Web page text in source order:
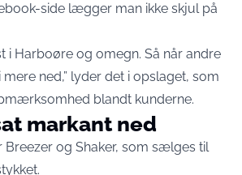
side lægger man ikke skjul på
i Harboøre og omegn. Så når andre
ned,” lyder det i opslaget, som
blandt kunderne.
markant ned
og Shaker, som sælges til